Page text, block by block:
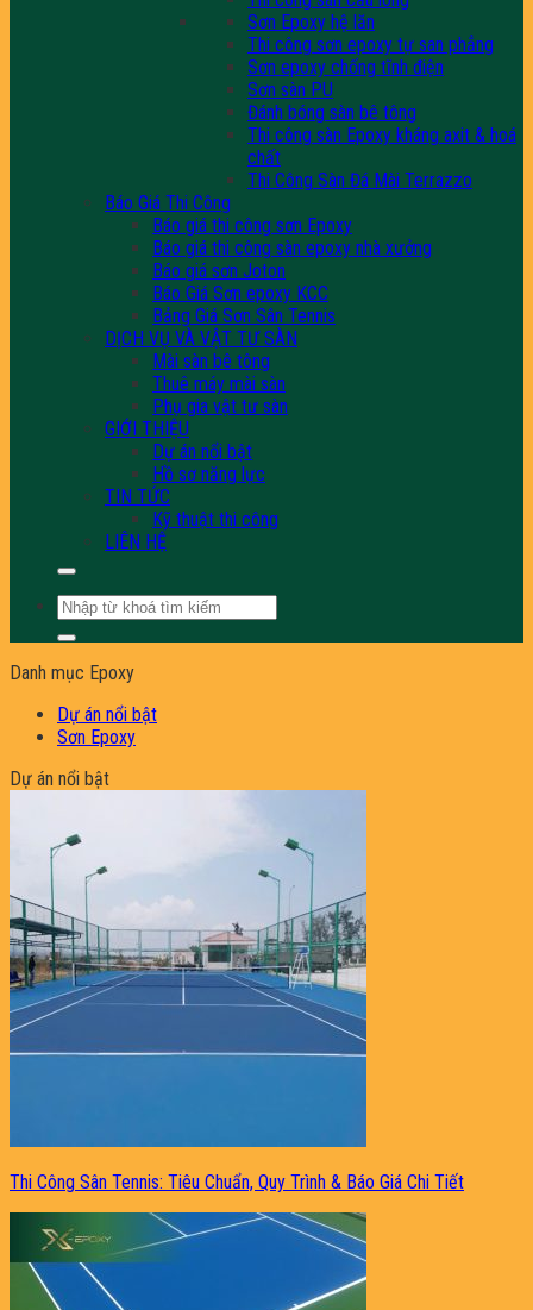
Sơn Epoxy hệ lăn
Thi công sơn epoxy tự san phẳng
Sơn epoxy chống tĩnh điện
Sơn sàn PU
Đánh bóng sàn bê tông
Thi công sàn Epoxy kháng axit & hoá
chất
Thi Công Sàn Đá Mài Terrazzo
Báo Giá Thi Công
Báo giá thi công sơn Epoxy
Báo giá thi công sàn epoxy nhà xưởng
Báo giá sơn Joton
Báo Giá Sơn epoxy KCC
Bảng Giá Sơn Sân Tennis
DỊCH VỤ VÀ VẬT TƯ SÀN
Mài sàn bê tông
Thuê máy mài sàn
Phụ gia vật tư sàn
GIỚI THIỆU
Dự án nổi bật
Hồ sơ năng lực
TIN TỨC
Kỹ thuật thi công
LIÊN HỆ
Tìm
kiếm:
Danh mục Epoxy
Dự án nổi bật
Sơn Epoxy
Dự án nổi bật
Thi Công Sân Tennis: Tiêu Chuẩn, Quy Trình & Báo Giá Chi Tiết